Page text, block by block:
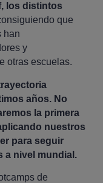
los distintos
que
han
y
otras escuelas.
años. No
la primera
nuestros
para seguir
a nivel mundial.
de